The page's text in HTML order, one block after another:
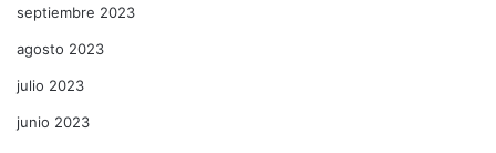
septiembre 2023
agosto 2023
julio 2023
junio 2023